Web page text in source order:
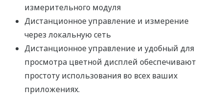
измерительного модуля
Дистанционное управление и измерение
через локальную сеть
Дистанционное управление и удобный для
просмотра цветной дисплей обеспечивают
простоту использования во всех ваших
приложениях.